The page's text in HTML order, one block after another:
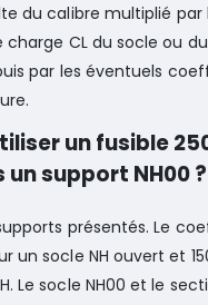
du calibre multiplié par
CL du socle ou du
par les éventuels
un fusible
un support NH00 ?
présentés. Le
un socle NH ouvert et
Le socle NH00 et le